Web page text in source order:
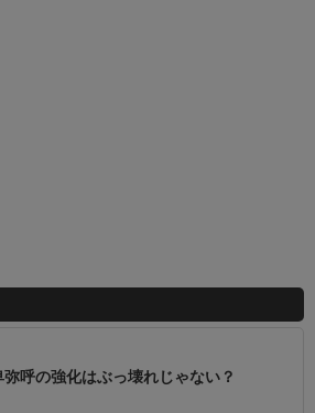
弥呼の強化はぶっ壊れじゃない？